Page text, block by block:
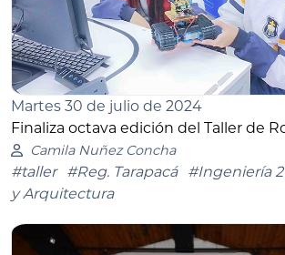
Martes 30 de julio de 2024
Finaliza octava edición del Taller de
Camila Nuñez Concha
#taller #Reg. Tarapacá #Ingeniería
y Arquitectura